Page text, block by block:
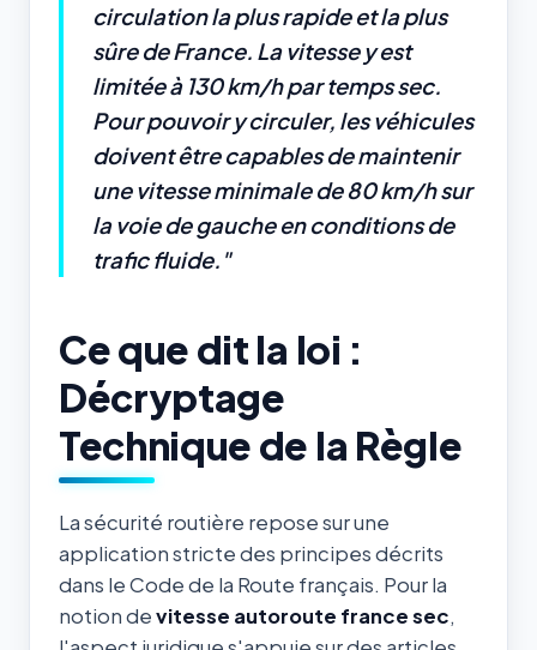
circulation la plus rapide et la plus
sûre de France. La vitesse y est
limitée à 130 km/h par temps sec.
Pour pouvoir y circuler, les véhicules
doivent être capables de maintenir
une vitesse minimale de 80 km/h sur
la voie de gauche en conditions de
trafic fluide."
Ce que dit la loi :
Décryptage
Technique de la Règle
La sécurité routière repose sur une
application stricte des principes décrits
dans le Code de la Route français. Pour la
notion devitesse autoroute france sec,